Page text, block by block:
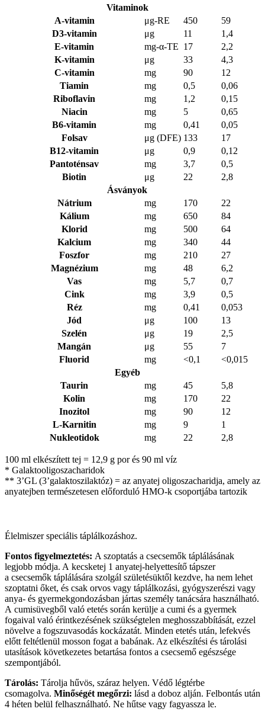
Vitaminok
A-vitamin
μg-RE 450
59
D3-vitamin
μg 11
1,4
E-vitamin
mg-α-TE 17
2,2
K-vitamin
μg 33
4,3
C-vitamin
mg 90
12
Tiamin
mg 0,5
0,06
Riboflavin
mg 1,2
0,15
Niacin
mg 5
0,65
B6-vitamin
mg 0,41
0,05
Folsav
μg (DFE) 133
17
B12-vitamin
μg 0,9
0,12
Pantoténsav
mg 3,7
0,5
Biotin
μg 22
2,8
Ásványok
Nátrium
mg 170
22
Kálium
mg 650
84
Klorid
mg 500
64
Kalcium
mg 340
44
Foszfor
mg 210
27
Magnézium
mg 48
6,2
Vas
mg 5,7
0,7
Cink
mg 3,9
0,5
Réz
mg 0,41
0,053
Jód
μg 100
13
Szelén
μg 19
2,5
Mangán
μg 55
7
Fluorid
mg <0,1
<0,015
Egyéb
Taurin
mg 45
5,8
Kolin
mg 170
22
Inozitol
mg 90
12
L-Karnitin
mg 9
1
Nukleotidok
mg 22 2,8
100 ml elkészített tej = 12,9 g por és 90 ml víz
* Galaktooligoszacharidok
** 3’GL (3’galaktoszilaktóz) = az anyatej oligoszacharidja, amely az
anyatejben természetesen előforduló HMO-k csoportjába tartozik
Élelmiszer speciális táplálkozáshoz.
Fontos figyelmeztetés: A szoptatás a csecsemők táplálásának
legjobb módja. A kecsketej 1 anyatej-helyettesítő tápszer
a csecsemők táplálására szolgál születésüktől kezdve, ha nem lehet
szoptatni őket, és csak orvos vagy táplálkozási, gyógyszerészi vagy
anya- és gyermekgondozásban jártas személy tanácsára használható.
A cumisüvegből való etetés során kerülje a cumi és a gyermek
fogaival való érintkezésének szükségtelen meghosszabbítását, ezzel
növelve a fogszuvasodás kockázatát. Minden etetés után, lefekvés
előtt feltétlenül mosson fogat a babának. Az elkészítési és tárolási
utasítások következetes betartása fontos a csecsemő egészsége
szempontjából.
Tárolás: Tárolja hűvös, száraz helyen. Védő légtérbe
csomagolva. Minőségét megőrzi: lásd a doboz alján. Felbontás után
4 héten belül felhasználható. Ne hűtse vagy fagyassza le.